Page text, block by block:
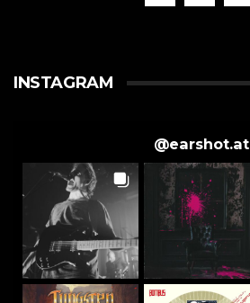
INSTAGRAM
@earshot.at